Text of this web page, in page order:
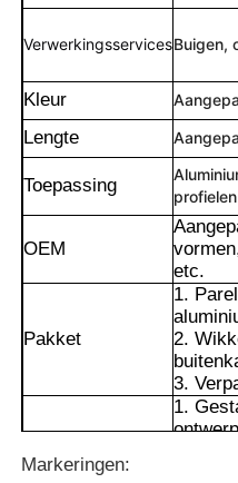
Thuis
VerwerkingsservicesBuigen,
Kleur
Lengte
Toepassing
OEM
etc.
Pakket
1.
2.
3.
1.
Markeringen: